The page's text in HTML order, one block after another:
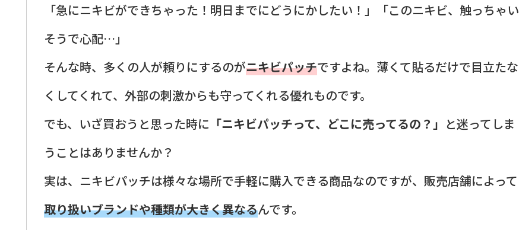
「急にニキビができちゃった！明日までにどうにかしたい！」「このニキビ、触っちゃい
そうで心配…」
そんな時、多くの人が頼りにするのがニキビパッチですよね。薄くて貼るだけで目立たな
くしてくれて、外部の刺激からも守ってくれる優れものです。
でも、いざ買おうと思った時に 「ニキビパッチって、どこに売ってるの？」 と迷ってしま
うことはありませんか？
実は、ニキビパッチは様々な場所で手軽に購入できる商品なのですが、販売店舗によって
取り扱いブランドや種類が大きく異なるんです。